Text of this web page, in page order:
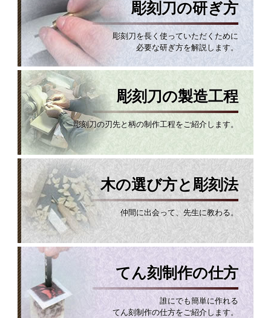
彫刻刀の研ぎ方
彫刻刀を長く使っていただくために
必要な研ぎ方を解説します。
彫刻刀の製造工程
彫刻刀の刃先と柄の制作工程をご紹介します。
木の選び方と彫刻法
仲間に出会って、先生に教わる。
てん刻制作の仕方
誰にでも簡単に作れる
てん刻制作の仕方をご紹介します。